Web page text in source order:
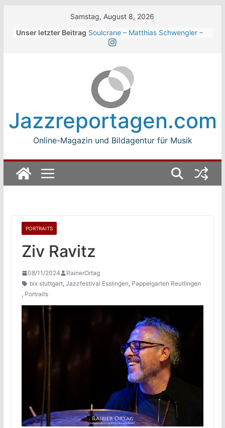
Samstag, August 8, 2026
Unser letzter Beitrag Soulcrane – Matthias Schwengler –
Walter Trout Band beim Winterbach
Zeltspektakel 2026
The Cinelli Brothers beim
Winterbach Zeltspektakel 2026
Jean-Michel Jarre bei den jazz open
Modena auf der Piazza Roma 2026
Jazzreportagen.com
Online-Magazin und Bildagentur für Musik
PORTRAITS
Ziv Ravitz
08/11/2024
RainerOrtag
bix stuttgart, Jazzfestival Esslingen, Pappelgarten Reutlingen
, Portraits